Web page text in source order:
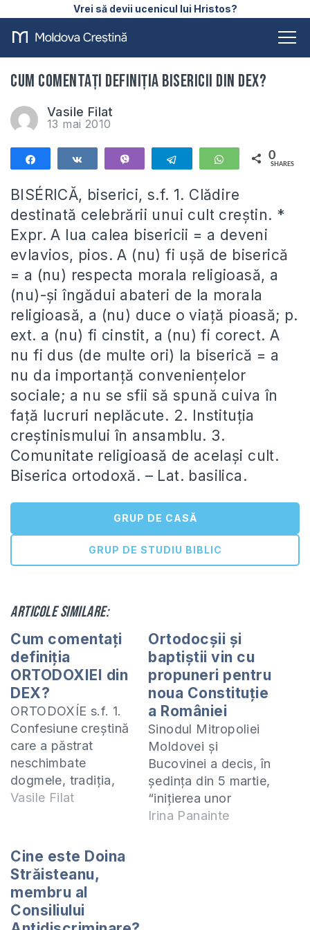
Vrei să devii ucenicul lui Hristos?
Cum comentați definiția Bisericii din DEX?
Vasile Filat
13 mai 2010
Telegram WhatsApp
0
SHARES
BISÉRICĂ, biserici, s.f. 1. Clădire
destinată celebrării unui cult creştin. *
Expr. A lua calea bisericii = a deveni
evlavios, pios. A (nu) fi uşă de biserică
= a (nu) respecta morala religioasă, a
(nu)-şi îngădui abateri de la morala
religioasă, a (nu) duce o viaţă pioasă; p.
ext. a (nu) fi cinstit, a (nu) fi corect. A
nu fi dus (de multe ori) la biserică = a
nu da importanţă convenienţelor
sociale; a nu se sfii să spună cuiva în
faţă lucruri neplăcute. 2. Instituţia
creştinismului în ansamblu. 3.
Comunitate religioasă de acelaşi cult.
Biserica ortodoxă. – Lat. basilica.
GRUP DE CASĂ
GRUP DE STUDIU BIBLIC
Articole similare:
Cum comentați
definiția
ORTODOXIEI din
DEX?
ORTODOXÍE s.f. 1.
Confesiune creştină
care a păstrat
neschimbate
dogmele, tradiţia,
cultul şi organizarea
sinoade ecumenice;
p. ext. biserica
ortodoxă; religia
ortodoxă. 2.
Conformitate,
Vasile Filat
Ortodocșii și
baptiștii vin cu
propuneri pentru
noua Constituție
a României
Sinodul Mitropoliei
Moldovei şi
Bucovinei a decis, în
şedinţa din 5 martie,
“iniţierea unor
acţiuni de
Irina Panainte
Cine este Doina
Străisteanu,
membru al
Consiliului